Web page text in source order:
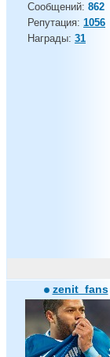
Сообщений: 862
Репутация: 1056
Награды: 31
zenit_fans